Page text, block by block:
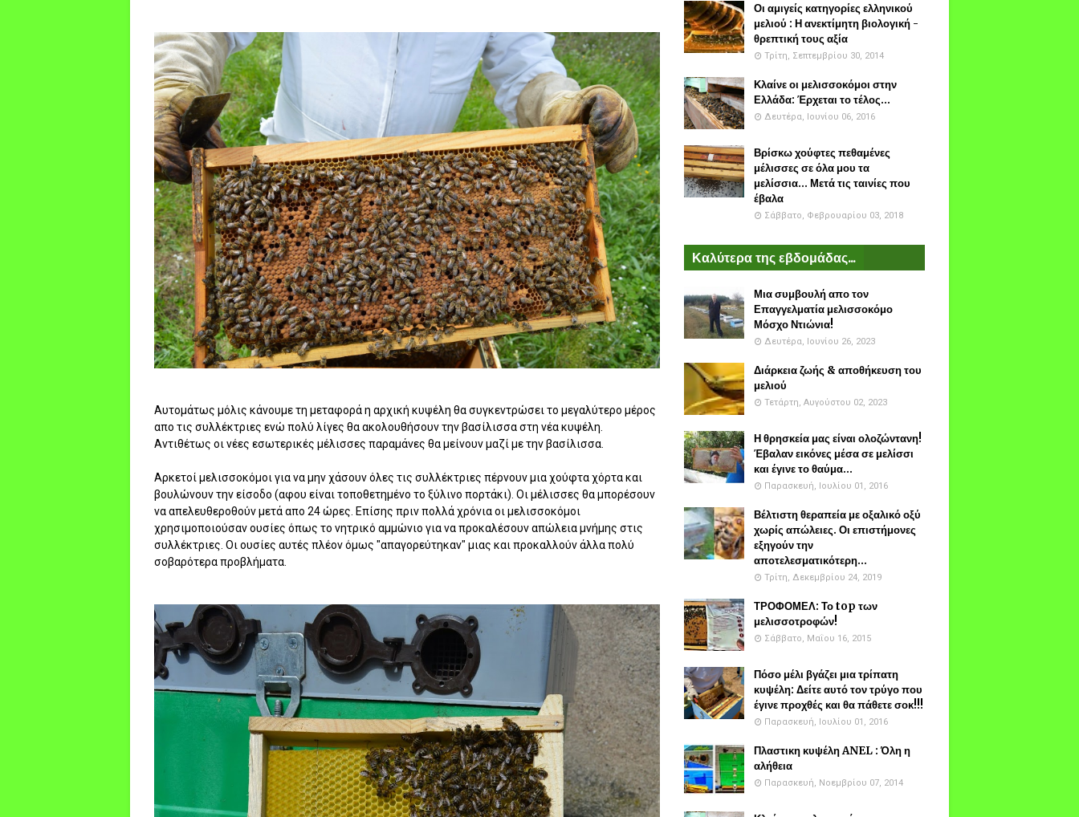
Αυτομάτως μόλις κάνουμε τη μεταφορά η αρχική κυψέλη θα συγκεντρώσει το μεγαλύτερο μέρος
απο τις συλλέκτριες ενώ πολύ λίγες θα ακολουθήσουν την βασίλισσα στη νέα κυψέλη.
Αντιθέτως οι νέες εσωτερικές μέλισσες παραμάνες θα μείνουν μαζί με την βασίλισσα.
Αρκετοί μελισσοκόμοι για να μην χάσουν όλες τις συλλέκτριες πέρνουν μια χούφτα χόρτα και
βουλώνουν την είσοδο (αφου είναι τοποθετημένο το ξύλινο πορτάκι). Οι μέλισσες θα μπορέσουν
να απελευθεροθούν μετά απο 24 ώρες. Επίσης πριν πολλά χρόνια οι μελισσοκόμοι
χρησιμοποιούσαν ουσίες όπως το νητρικό αμμώνιο για να προκαλέσουν απώλεια μνήμης στις
συλλέκτριες. Οι ουσίες αυτές πλέον όμως "απαγορεύτηκαν" μιας και προκαλλούν άλλα πολύ
σοβαρότερα προβλήματα.
Οι αμιγείς κατηγορίες ελληνικού
μελιού : Η ανεκτίμητη βιολογική -
θρεπτική τους αξία
Τρίτη, Σεπτεμβρίου 30, 2014
Κλαίνε οι μελισσοκόμοι στην
Ελλάδα: Έρχεται το τέλος...
Δευτέρα, Ιουνίου 06, 2016
Βρίσκω χούφτες πεθαμένες
μέλισσες σε όλα μου τα
μελίσσια... Μετά τις ταινίες που
έβαλα
Σάββατο, Φεβρουαρίου 03, 2018
Καλύτερα της εβδομάδας...
Μια συμβουλή απο τον
Επαγγελματία μελισσοκόμο
Μόσχο Ντιώνια!
Δευτέρα, Ιουνίου 26, 2023
Διάρκεια ζωής & αποθήκευση του
μελιού
Τετάρτη, Αυγούστου 02, 2023
Η θρησκεία μας είναι ολοζώντανη!
Έβαλαν εικόνες μέσα σε μελίσσι
και έγινε το θαύμα...
Παρασκευή, Ιουλίου 01, 2016
Βέλτιστη θεραπεία με οξαλικό οξύ
χωρίς απώλειες. Οι επιστήμονες
εξηγούν την
αποτελεσματικότερη...
Τρίτη, Δεκεμβρίου 24, 2019
ΤΡΟΦΟΜΕΛ: Το top των
μελισσοτροφών!
Σάββατο, Μαΐου 16, 2015
Πόσο μέλι βγάζει μια τρίπατη
κυψέλη: Δείτε αυτό τον τρύγο που
έγινε προχθές και θα πάθετε σοκ!!!
Παρασκευή, Ιουλίου 01, 2016
Πλαστικη κυψέλη ANEL : Όλη η
αλήθεια
Παρασκευή, Νοεμβρίου 07, 2014